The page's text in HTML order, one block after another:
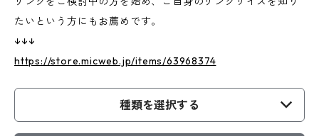
たいという方にもお薦めです。
↓↓↓
https://store.micweb.jp/items/63968374
種類を選択する